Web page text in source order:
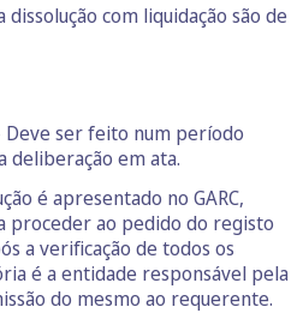
dissolução com liquidação são de
Deve ser feito num período
deliberação em ata.
é apresentado no GARC,
proceder ao pedido do registo
a verificação de todos os
é a entidade responsável pela
do mesmo ao requerente.